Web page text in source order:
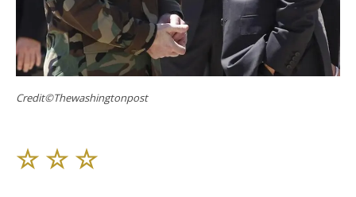
Credit©Thewashingtonpost
☆ ☆ ☆